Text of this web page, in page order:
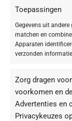
Toepassingen
Gegevens uit
matchen en
Apparaten
verzonden
Zorg dragen
voorkomen en
Advertenties en
Privacykeuzes
huid weer in balans
aanvoelen en er
Toepassing
(haarlijn, kaaklijn)